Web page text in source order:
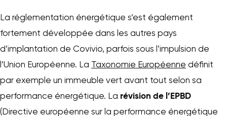
La réglementation énergétique s’est également
fortement développée dans les autres pays
d’implantation de Covivio, parfois sous l’impulsion de
l’Union Européenne. La Taxonomie Européenne définit
par exemple un immeuble vert avant tout selon sa
performance énergétique. La révision de l’EPBD
(Directive européenne sur la performance énergétique